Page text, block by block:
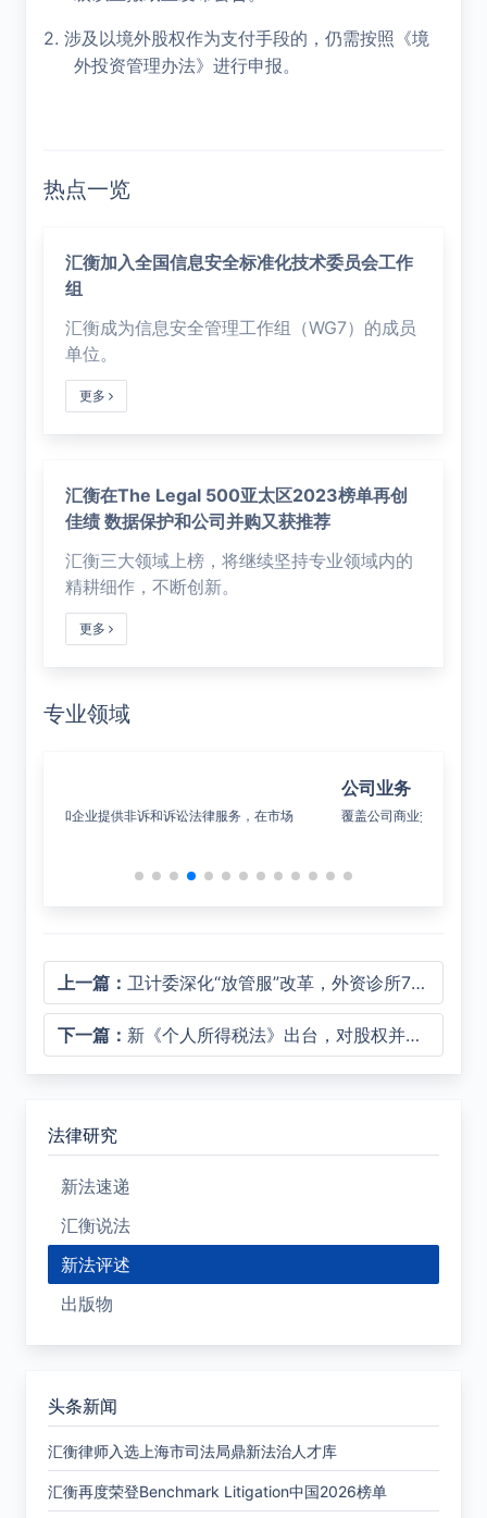
2. 涉及以境外股权作为支付手段的，仍需按照《境
外投资管理办法》进行申报。
热点一览
汇衡加入全国信息安全标准化技术委员会工作
组
汇衡成为信息安全管理工作组（WG7）的成员
单位。
更多
汇衡在The Legal 500亚太区2023榜单再创
佳绩 数据保护和公司并购又获推荐
汇衡三大领域上榜，将继续坚持专业领域内的
精耕细作，不断创新。
更多
专业领域
覆盖公司商业交易每个环节，提供全面的公司法律服务。
上一篇： 卫计委深化“放管服”改革，外资诊所70%股比限制即将突破！
下一篇： 新《个人所得税法》出台，对股权并购交易的影响你不能不知道
法律研究
新法速递
汇衡说法
新法评述
出版物
头条新闻
汇衡律师入选上海市司法局鼎新法治人才库
汇衡再度荣登Benchmark Litigation中国2026榜单